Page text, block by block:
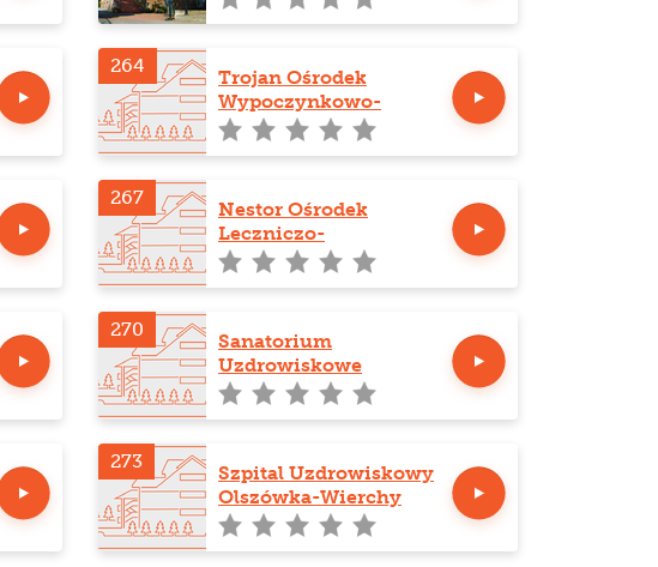
264
Trojan Ośrodek
Wypoczynkowo-
Sanatoryjny
267
Nestor Ośrodek
Leczniczo-
Rehabilitacyjny
270
Sanatorium
Uzdrowiskowe
Polanica
273
Szpital Uzdrowiskowy
Olszówka-Wierchy